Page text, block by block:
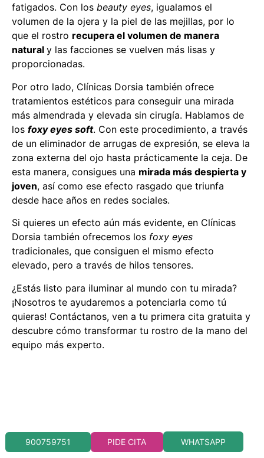
fatigados. Con los beauty eyes, igualamos el
volumen de la ojera y la piel de las mejillas, por lo
que el rostro recupera el volumen de manera
natural y las facciones se vuelven más lisas y
proporcionadas.
Por otro lado, Clínicas Dorsia también ofrece
tratamientos estéticos para conseguir una mirada
más almendrada y elevada sin cirugía. Hablamos de
los foxy eyes soft. Con este procedimiento, a través
de un eliminador de arrugas de expresión, se eleva la
zona externa del ojo hasta prácticamente la ceja. De
esta manera, consigues una mirada más despierta y
joven, así como ese efecto rasgado que triunfa
desde hace años en redes sociales.
Si quieres un efecto aún más evidente, en Clínicas
Dorsia también ofrecemos los foxy eyes
tradicionales, que consiguen el mismo efecto
elevado, pero a través de hilos tensores.
¿Estás listo para iluminar al mundo con tu mirada?
¡Nosotros te ayudaremos a potenciarla como tú
quieras! Contáctanos, ven a tu primera cita gratuita y
descubre cómo transformar tu rostro de la mano del
equipo más experto.
900759751 PIDE CITA WHATSAPP